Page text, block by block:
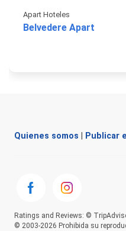
Apart Hoteles
Belvedere Apart
Quienes somos Publicar
Ratings and Reviews: ©
© 2003-2026 Prohibida su